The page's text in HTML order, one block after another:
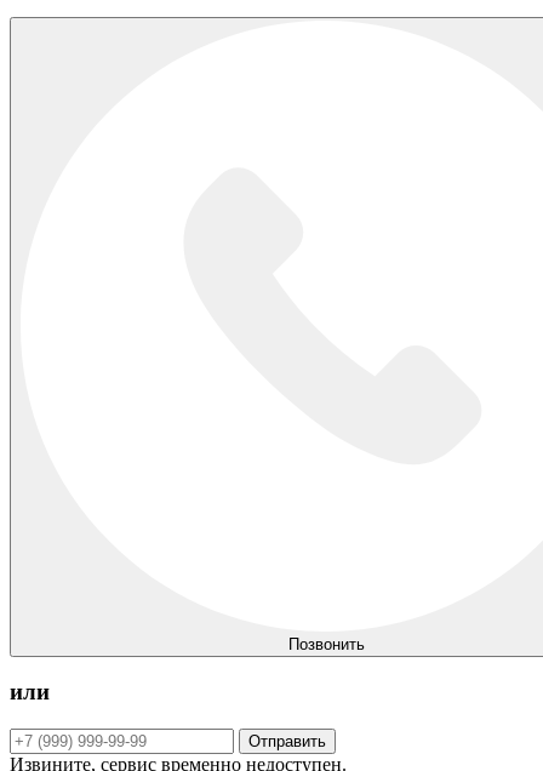
Позвонить
или
Отправить
Извините, сервис временно недоступен.